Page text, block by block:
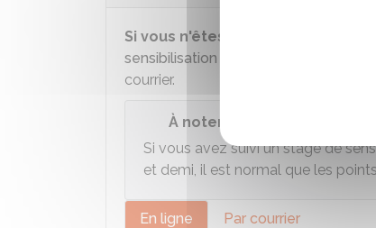
Si vous n'êtes pas d'accord avec
sensibilisation à la sécurité routière
courrier.
À noter
Si vous avez suivi un stage de
et demi, il est normal que les
En ligne Par courrier